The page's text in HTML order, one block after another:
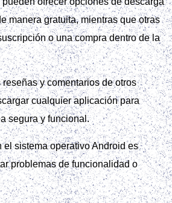
manera gratuita, mientras que otras
o una compra dentro de la
y comentarios de otros
cualquier aplicación para
segura y funcional.
sistema operativo Android es
problemas de funcionalidad o